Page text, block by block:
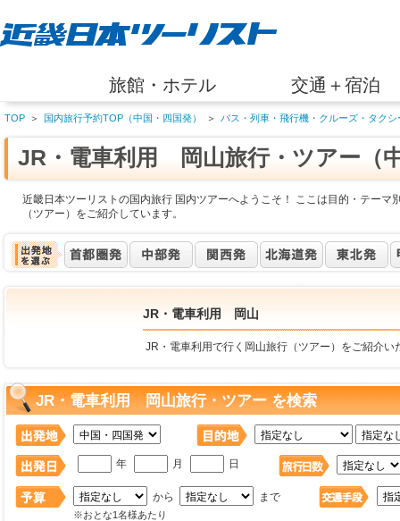
旅館・ホテル 交通＋宿泊
TOP ＞ 国内旅行予約TOP（中国・四国発） ＞ バス・列車・飛行機・クルーズ・タク
JR・電車利用 岡山旅行・ツアー（
近畿日本ツーリストの国内旅行 国内ツアーへようこそ！ ここは目的・テー
（ツアー）をご紹介しています。
JR・電車利用 岡山
JR・電車利用で行く岡山旅行（ツアー）をご紹介い
JR・電車利用 岡山旅行・ツアー を検索
年 月 日
から まで
※おとな1名様あたり